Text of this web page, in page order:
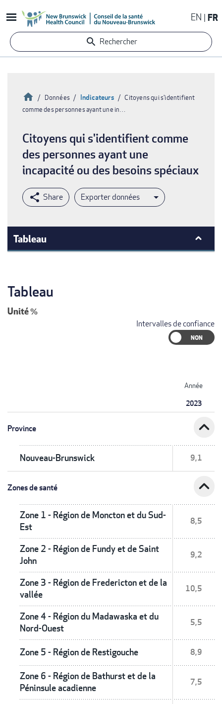
au
contenu
principal
EN FR
Rechercher
d'Ariane
Accueil
Données Indicateurs
Citoyens qui s'identifient
comme des personnes ayant une in…
Citoyens qui s'identifient comme
des personnes ayant une
incapacité ou des besoins spéciaux
Exporter données
Tableau
Tableau
Unité%
Intervalles de confiance
Année
2023
Province expand_less
Nouveau-Brunswick 9,1
Zones de santé expand_less
Zone 1 - Région de Moncton et du Sud-
Est
8,5
Zone 2 - Région de Fundy et de Saint
John
9,2
Zone 3 - Région de Fredericton et de la
vallée
10,5
Zone 4 - Région du Madawaska et du
Nord-Ouest
5,5
Zone 5 - Région de Restigouche 8,9
Zone 6 - Région de Bathurst et de la
Péninsule acadienne
7,5